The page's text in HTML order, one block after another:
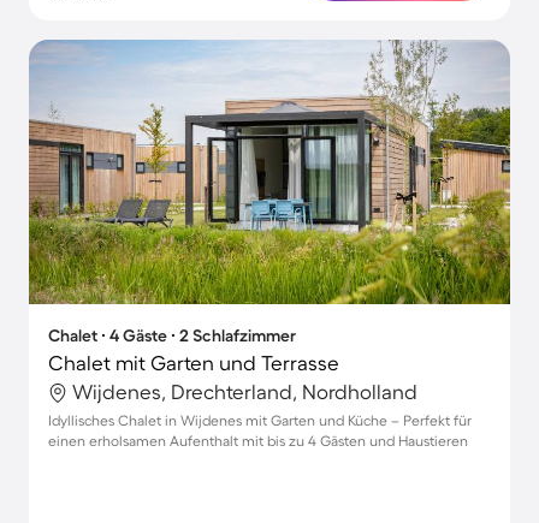
Chalet ∙ 4 Gäste ∙ 2 Schlafzimmer
Chalet mit Garten und Terrasse
Wijdenes, Drechterland, Nordholland
Idyllisches Chalet in Wijdenes mit Garten und Küche – Perfekt für
einen erholsamen Aufenthalt mit bis zu 4 Gästen und Haustieren